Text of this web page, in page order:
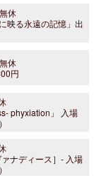
休
映る永遠の記憶」出
休
円
phyxiation」 入場
ナディース］- 入場